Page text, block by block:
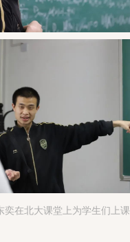
奕在北大课堂上为学生们上课